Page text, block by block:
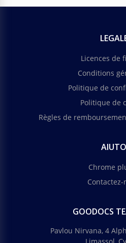
Licences de
Conditions
Politique de
Politique de
Règles de
AIUTO
Chrome
Contactez-
GOODOCS
Pavlou Nirvana, 4